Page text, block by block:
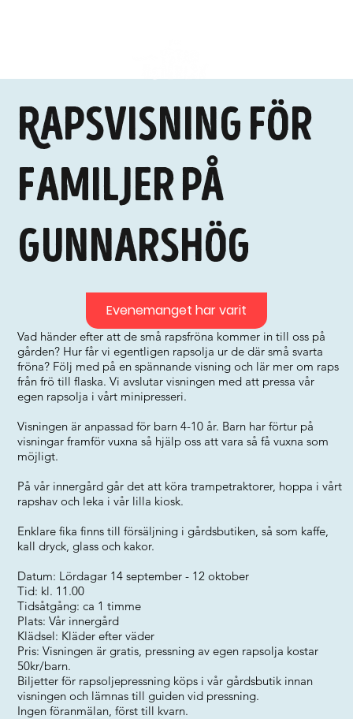
Rapsvisning för
familjer på
Gunnarshög
Vad händer efter att de små rapsfröna kommer in till oss på
gården? Hur får vi egentligen rapsolja ur de där små svarta
fröna? Följ med på en spännande visning och lär mer om raps
från frö till flaska. Vi avslutar visningen med att pressa vår
egen rapsolja i vårt minipresseri.
Visningen är anpassad för barn 4-10 år. Barn har förtur på
visningar framför vuxna så hjälp oss att vara så få vuxna som
möjligt.
På vår innergård går det att köra trampetraktorer, hoppa i vårt
rapshav och leka i vår lilla kiosk.
Enklare fika finns till försäljning i gårdsbutiken, så som kaffe,
kall dryck, glass och kakor.
Datum: Lördagar 14 september - 12 oktober
Tid: kl. 11.00
Tidsåtgång: ca 1 timme
Plats: Vår innergård
Klädsel: Kläder efter väder
Pris: Visningen är gratis, pressning av egen rapsolja kostar
50kr/barn.
Biljetter för rapsoljepressning köps i vår gårdsbutik innan
visningen och lämnas till guiden vid pressning.
Ingen föranmälan, först till kvarn.
Evenemanget har varit